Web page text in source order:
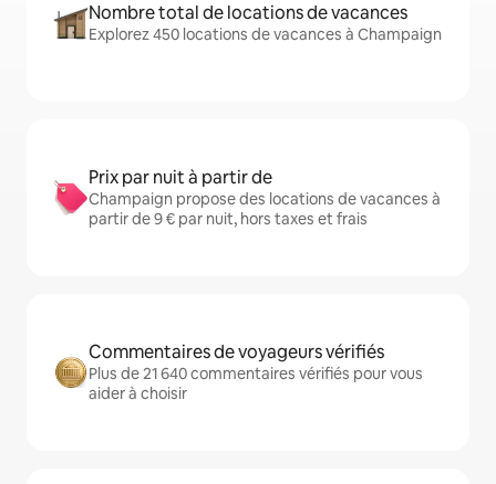
Nombre total de locations de vacances
Explorez 450 locations de vacances à Champaign
Prix par nuit à partir de
Champaign propose des locations de vacances à
partir de 9 € par nuit, hors taxes et frais
Commentaires de voyageurs vérifiés
Plus de 21 640 commentaires vérifiés pour vous
aider à choisir